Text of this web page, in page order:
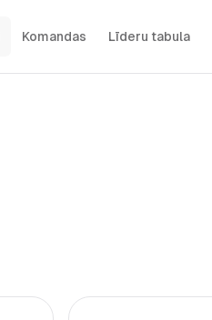
Komandas Līderu tabula